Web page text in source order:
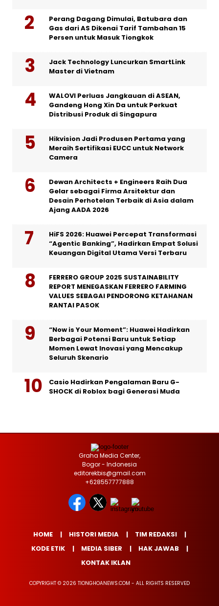
Perang Dagang Dimulai, Batubara dan
Gas dari AS Dikenai Tarif Tambahan 15
Persen untuk Masuk Tiongkok
Jack Technology Luncurkan SmartLink
Master di Vietnam
WALOVI Perluas Jangkauan di ASEAN,
Gandeng Hong Xin Da untuk Perkuat
Distribusi Produk di Singapura
Hikvision Jadi Produsen Pertama yang
Meraih Sertifikasi EUCC untuk Network
Camera
Dewan Architects + Engineers Raih Dua
Gelar sebagai Firma Arsitektur dan
Desain Perhotelan Terbaik di Asia dalam
Ajang AADA 2026
HiFS 2026: Huawei Percepat Transformasi
“Agentic Banking”, Hadirkan Empat Solusi
Keuangan Digital Utama Versi Terbaru
FERRERO GROUP 2025 SUSTAINABILITY
REPORT MENEGASKAN FERRERO FARMING
VALUES SEBAGAI PENDORONG KETAHANAN
RANTAI PASOK
“Now is Your Moment”: Huawei Hadirkan
Berbagai Potensi Baru untuk Setiap
Momen Lewat Inovasi yang Mencakup
Seluruh Skenario
Casio Hadirkan Pengalaman Baru G-
SHOCK di Roblox bagi Generasi Muda
Graha Media Center,
Bogor - Indonesia
editorekbis@gmail.com
+628557777888
HOME HISTORI MEDIA
TIM REDAKSI
KODE ETIK
MEDIA SIBER
HAK JAWAB
KONTAK IKLAN
COPYRIGHT © 2026 TIONGHOANEWS.COM - ALL RIGHTS RESERVED